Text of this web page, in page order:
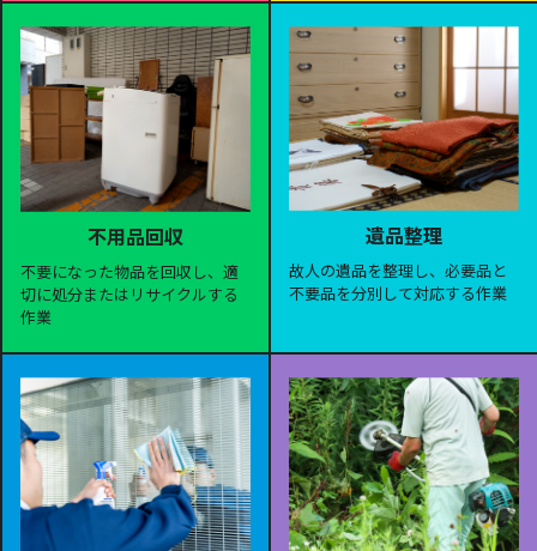
不用品回収
不要になった物品を回収し、適
切に処分またはリサイクルする
作業
遺品整理
故人の遺品を整理し、必要品と
不要品を分別して対応する作業